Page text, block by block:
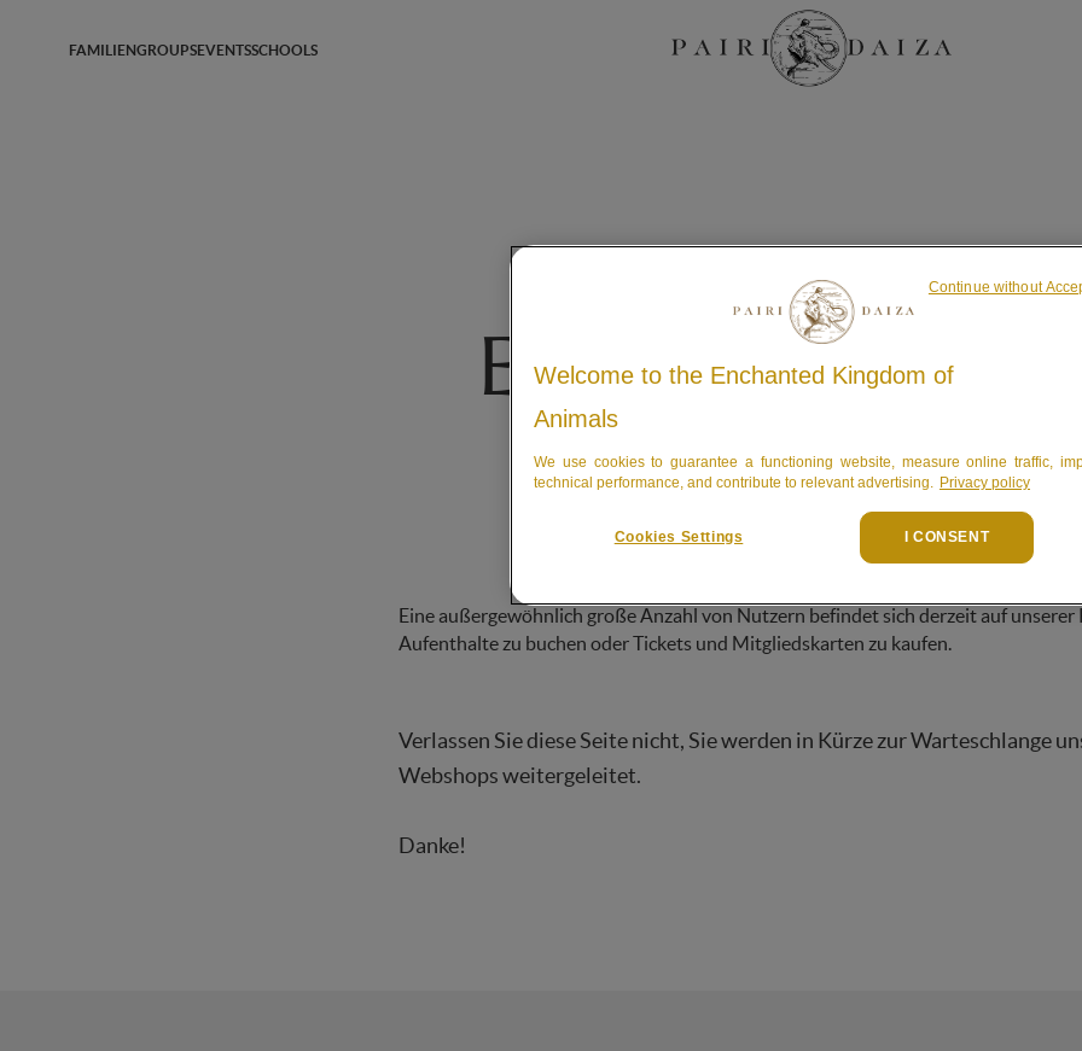
FAMILIENGROUPSEVENTSSCHOOLS
Ein wenig
Eine außergewöhnlich große Anzahl von Nutzern befindet sich derzeit auf unserer
Aufenthalte zu buchen oder Tickets und Mitgliedskarten zu kaufen.
Verlassen Sie diese Seite nicht, Sie werden in Kürze zur Warteschlange
Webshops weitergeleitet.
Danke!
Welcome to the Enchanted Kingdom of
Animals
We use cookies to guarantee a functioning website, measure online traffic,
technical performance, and contribute to relevant advertising.
Privacy policy
Cookies Settings I CONSENT
Continue without